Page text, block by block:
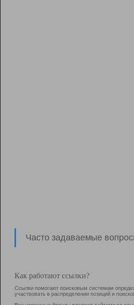
Часто задаваемые
Как работают ссылки?
Ссылки помогают поисковым системам
участвовать в раcпределении позиций и